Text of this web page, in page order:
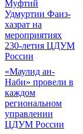
Муфтий
Удмуртии Фаиз-
хазрат на
мероприятиях
230-летия ЦДУМ
России
«Маулид ан-
Наби» провели в
каждом
региональном
управлении
ЦДУМ России